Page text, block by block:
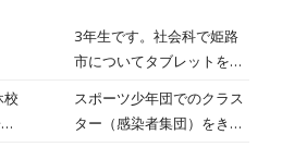
3年生です。社会科で姫路
市についてタブレットを使
ストもがんばっていまし
た。
校
スポーツ少年団でのクラス
ター（感染者集団）をきっ